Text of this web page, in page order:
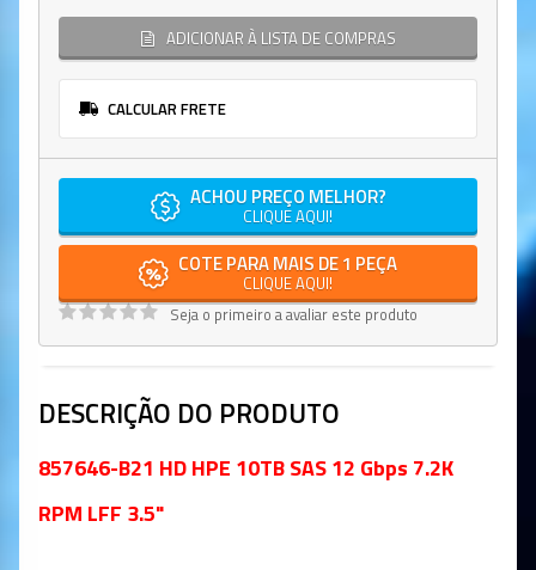
ADICIONAR À LISTA DE COMPRAS
CALCULAR FRETE
ACHOU PREÇO MELHOR?
CLIQUE AQUI!
COTE PARA MAIS DE 1 PEÇA
CLIQUE AQUI!
Seja o primeiro a avaliar este produto
DESCRIÇÃO DO PRODUTO
857646-B21 HD HPE 10TB SAS 12 Gbps 7.2K
RPM LFF 3.5"